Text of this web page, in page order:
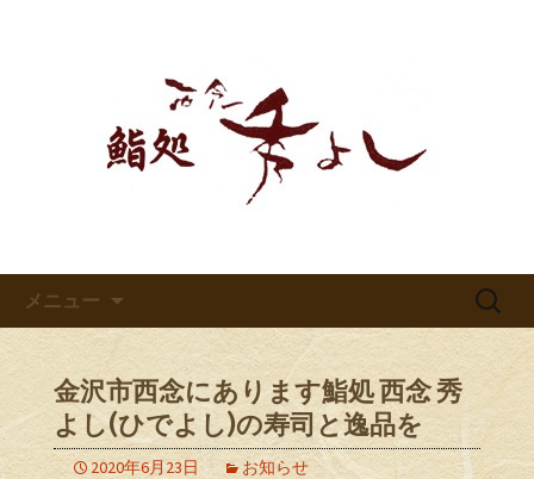
鮨処 西念 秀よしのブログ
メニュー
検
金沢市西念にあります鮨処 西念 秀
よし(ひでよし)の寿司と逸品を
2020年6月23日 お知らせ